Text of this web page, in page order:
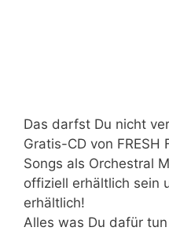
Das darfst Du nicht
Gratis-CD von FRESH
Songs als Orchestral
offiziell erhältlich sein
erhältlich!
Alles was Du dafür